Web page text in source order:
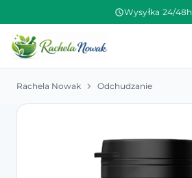
Wysyłka 24/48h
Rachela Nowak Odchudzanie